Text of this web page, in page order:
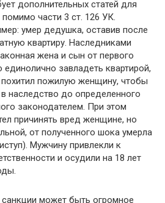
дополнительных статей для
части 3 ст. 126 УК.
умер дедушка, оставив после
квартиру. Наследниками
жена и сын от первого
завладеть квартирой,
пожилую женщину, чтобы
в наследство до определенного
законодателем. При этом
причинять вред женщине, но
от полученного шока умерла
Мужчину привлекли к
и осудили на 18 лет
санкции может быть огромное